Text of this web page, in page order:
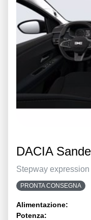
DACIA
Stepway
PRONTA CONSEGNA
Alimentazione:
Potenza: